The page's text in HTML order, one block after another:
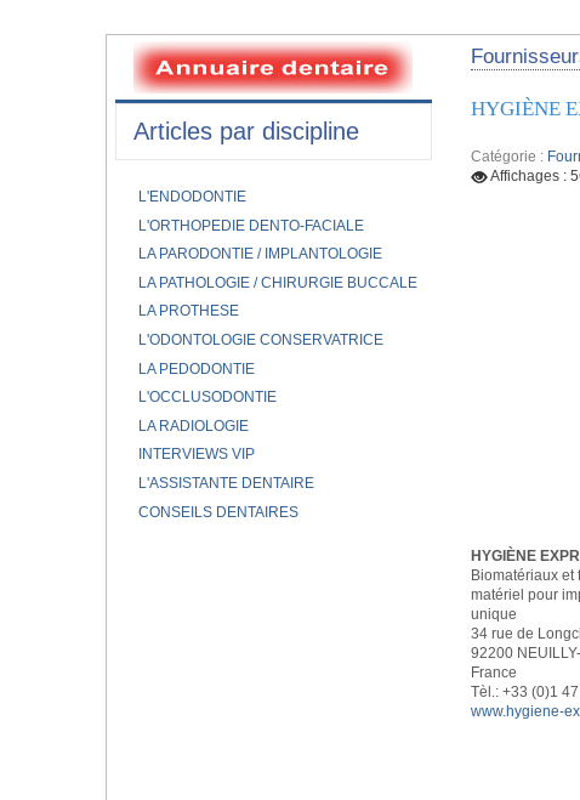
HYGIÈNE
Catégorie :
Affichages :
HYGIÈNE
Biomatériaux et
matériel pour
unique
34 rue de
92200
France
Tèl.: +33 (0)1
www.hygiene-
Articles par discipline
L'ENDODONTIE
L'ORTHOPEDIE DENTO-FACIALE
LA PARODONTIE / IMPLANTOLOGIE
LA PATHOLOGIE / CHIRURGIE BUCCALE
LA PROTHESE
L'ODONTOLOGIE CONSERVATRICE
LA PEDODONTIE
L'OCCLUSODONTIE
LA RADIOLOGIE
INTERVIEWS VIP
L'ASSISTANTE DENTAIRE
CONSEILS DENTAIRES